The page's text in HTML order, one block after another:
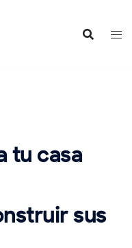
tu casa
sus